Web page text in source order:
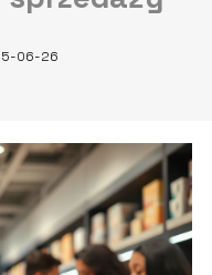
06-26